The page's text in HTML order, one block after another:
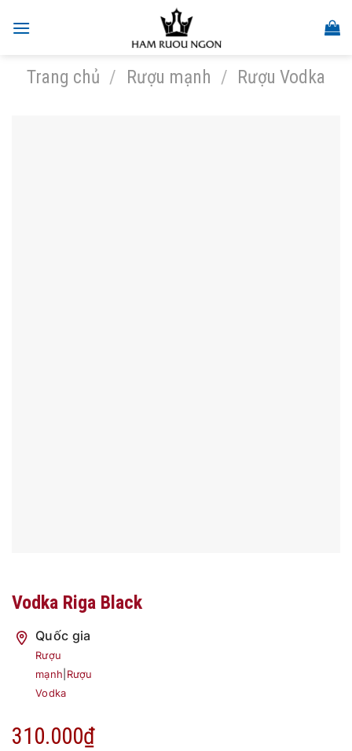
Trang chủ / Rượu mạnh / Rượu Vodka
Vodka Riga Black
Quốc gia
Rượu
mạnh Rượu
Vodka
310.000₫